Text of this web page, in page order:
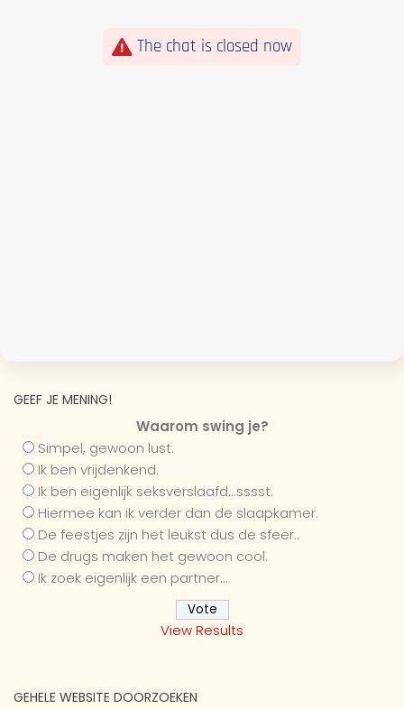
The chat is closed now
GEEF JE MENING!
Waarom swing je?
Simpel, gewoon lust.
Ik ben vrijdenkend.
Ik ben eigenlijk seksverslaafd...sssst.
Hiermee kan ik verder dan de slaapkamer.
De feestjes zijn het leukst dus de sfeer..
De drugs maken het gewoon cool.
Ik zoek eigenlijk een partner...
View Results
GEHELE WEBSITE DOORZOEKEN